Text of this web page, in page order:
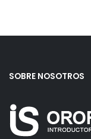
SOBRE NOSOTROS